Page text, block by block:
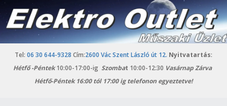
Skip
content
Tel: 06 30 644-9328 Cím:2600 Vác Szent László út 12. Nyitvatartás:
Hétfő -Péntek10:00-17:00-ig Szombat 10:00-12:30 Vasárnap Zárva
Hétfő-Péntek 16:00 tól 17:00 ig telefonon egyeztetve!